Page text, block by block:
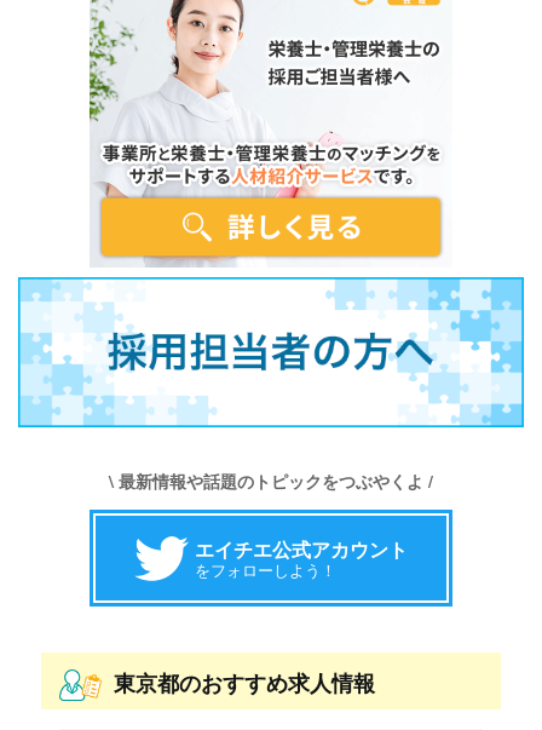
\ 最新情報や話題のトピックをつぶやくよ /
エイチエ公式アカウント
をフォローしよう！
東京都のおすすめ求人情報